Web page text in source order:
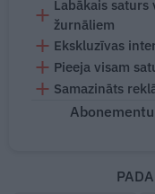
Labākais
žurnāliem
Ekskluzīvas
Pieeja visam
Samazināts